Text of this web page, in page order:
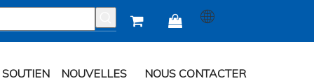
 
SOUTIEN NOUVELLES NOUS CONTACTER